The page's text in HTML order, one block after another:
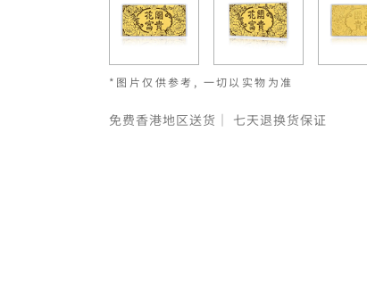
*图片仅供参考, 一切以实物为准
免费香港地区送货｜ 七天退换货保证